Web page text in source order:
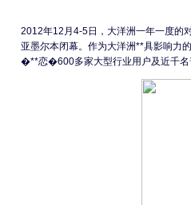
2012年12月4-5日，大洋洲一年一度的
亚墨尔本闭幕。作为大洋洲**具影响力
�**恋�600多家大型行业用户及近千名